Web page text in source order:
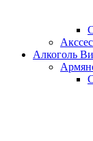
Алкоголь